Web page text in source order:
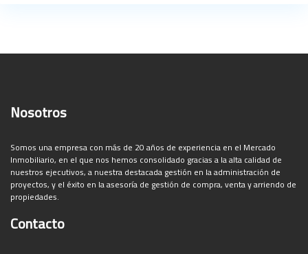
Nosotros
Somos una empresa con más de 20 años de experiencia en el Mercado
Inmobiliario, en el que nos hemos consolidado gracias a la alta calidad de
nuestros ejecutivos, a nuestra destacada gestión en la administración de
proyectos, y el éxito en la asesoría de gestión de compra, venta y arriendo de
propiedades.
Contacto